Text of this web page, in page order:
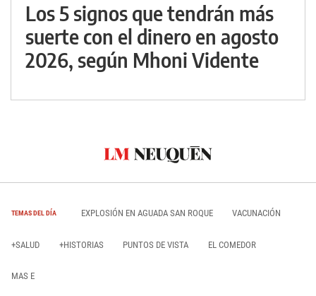
Los 5 signos que tendrán más
suerte con el dinero en agosto
2026, según Mhoni Vidente
TEMAS DEL DÍA EXPLOSIÓN EN AGUADA SAN ROQUE VACUNACIÓN
+SALUD +HISTORIAS PUNTOS DE VISTA EL COMEDOR
MAS E